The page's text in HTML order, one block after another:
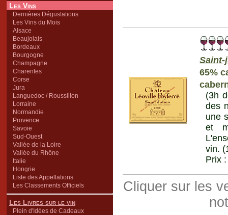
Les Vins
Dernières Dégustations
Les Vins du Mois
Alsace
Beaujolais
Bordeaux
Bourgogne
Champagne
Charentes
Corse
Jura
Languedoc / Roussillon
Lorraine
Normandie
Provence
Savoie
Sud-Ouest
Vallée de la Loire
Vallée du Rhône
Italie
Hongrie
Liste des Appellations
Les Classements Officiels
Les Livres sur le vin
Plein d'Idées de Cadeaux
Saint-
65%
(3h
des
une
et
vin.
Prix
Cliquer sur les